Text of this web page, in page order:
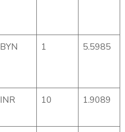
BYN 1 5.5985
INR 10 1.9089